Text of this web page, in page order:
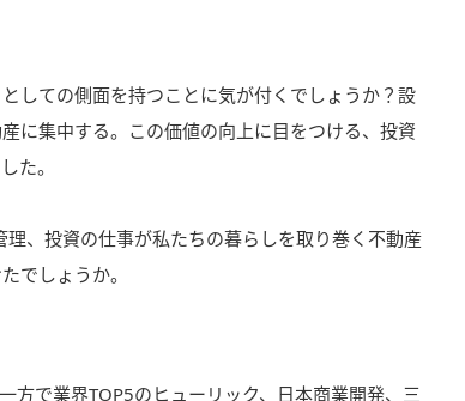
しての側面を持つことに気が付くでしょうか？設
に集中する。この価値の向上に目をつける、投資
た。
、投資の仕事が私たちの暮らしを取り巻く不動産
でしょうか。
方で業界TOP5のヒューリック、日本商業開発、三